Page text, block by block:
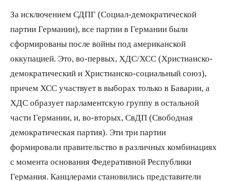
За исключением СДПГ (Социал-демократической
партии Германии), все партии в Германии были
сформированы после войны под американской
оккупацией. Это, во-первых, ХДС/ХСС (Христианско-
демократический и Христианско-социальный союз),
причем ХСС участвует в выборах только в Баварии, а
ХДС образует парламентскую группу в остальной
части Германии, и, во-вторых, СвДП (Свободная
демократическая партия). Эти три партии
формировали правительство в различных комбинациях
с момента основания Федеративной Республики
Германия. Канцлерами становились представители